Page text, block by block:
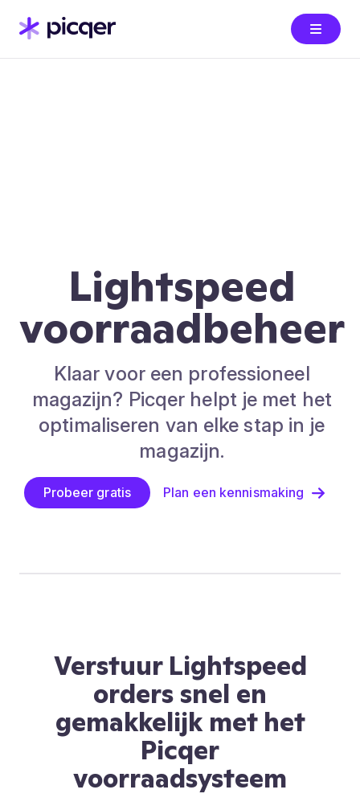
Lightspeed
voorraadbeheer
Klaar voor een professioneel
magazijn? Picqer helpt je met het
optimaliseren van elke stap in je
magazijn.
Probeer gratis Plan een kennismaking
Verstuur Lightspeed
orders snel en
gemakkelijk met het
Picqer
voorraadsysteem